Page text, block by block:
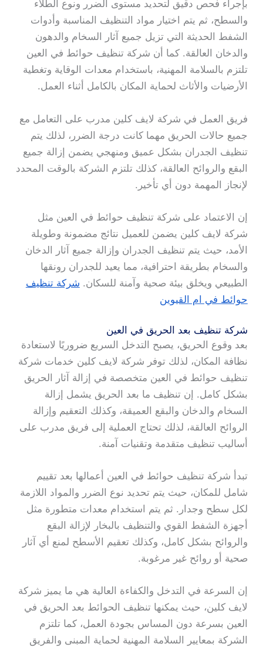
بإجراء فحص دقيق لتحديد مستوى الضرر ونوع الطلاء
والسطح، ثم يتم اختيار مواد التنظيف المناسبة وأدوات
الشفط الحديثة التي تزيل جميع آثار السخام والدهون
والدخان العالقة. كما أن شركة تنظيف حوائط في العين
تلتزم بالسلامة المهنية، باستخدام معدات الوقاية وتغطية
الأرضيات والأثاث لحماية المكان بالكامل أثناء العمل.
فريق العمل في شركة لايف كلين مدرب على التعامل مع
جميع حالات الحريق مهما كانت درجة الضرر، لذلك يتم
تنظيف الجدران بشكل عميق ومنهجي يضمن إزالة جميع
البقع والروائح العالقة، كذلك تلتزم الشركة بالوقت المحدد
لإنجاز المهمة دون أي تأخير.
إن الاعتماد على شركة تنظيف حوائط في العين مثل
شركة لايف كلين يضمن للعميل نتائج مضمونة وطويلة
الأمد، حيث يتم تنظيف الجدران وإزالة جميع آثار الدخان
والسخام بطريقة احترافية، مما يعيد للجدران رونقها
الطبيعي ويخلق بيئة صحية وآمنة للسكان. شركة تنظيف
حوائط في ام القيوين
شركة تنظيف بعد الحريق في العين
بعد وقوع الحريق، يصبح التدخل السريع ضروريًا لاستعادة
نظافة المكان، لذلك توفر شركة لايف كلين خدمات شركة
تنظيف حوائط في العين متخصصة في إزالة آثار الحريق
بشكل كامل. إن تنظيف ما بعد الحريق يشمل إزالة
السخام والدخان والبقع العميقة، وكذلك التعقيم وإزالة
الروائح العالقة، لذلك تحتاج العملية إلى فريق مدرب على
أساليب تنظيف متقدمة وتقنيات آمنة.
تبدأ شركة تنظيف حوائط في العين أعمالها بعد تقييم
شامل للمكان، حيث يتم تحديد نوع الضرر والمواد اللازمة
لكل سطح وجدار. ثم يتم استخدام معدات متطورة مثل
أجهزة الشفط القوي والتنظيف بالبخار لإزالة البقع
والروائح بشكل كامل، وكذلك تعقيم الأسطح لمنع أي آثار
صحية أو روائح غير مرغوبة.
إن السرعة في التدخل والكفاءة العالية هي ما يميز شركة
لايف كلين، حيث يمكنها تنظيف الحوائط بعد الحريق في
العين بسرعة دون المساس بجودة العمل، كما تلتزم
الشركة بمعايير السلامة المهنية لحماية المبنى والفريق